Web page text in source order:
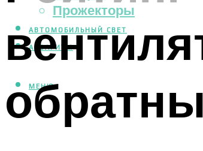
Прожекторы
АВТОМОБИЛЬНЫЙ СВЕТ
АКВАРИУМ
МЕНЮ